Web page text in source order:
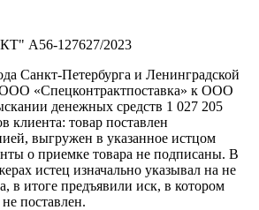
А56-127627/2023
Санкт-Петербурга и Ленинградской
ООО «Спецконтрактпоставка» к ООО
денежных средств 1 027 205
клиента: товар поставлен
выгружен в указанное истцом
о приемке товара не подписаны. В
истец изначально указывал на не
в итоге предъявили иск, в котором
поставлен.